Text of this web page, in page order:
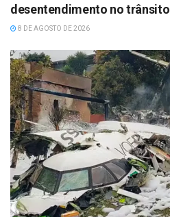
desentendimento no trânsito
8 DE AGOSTO DE 2026